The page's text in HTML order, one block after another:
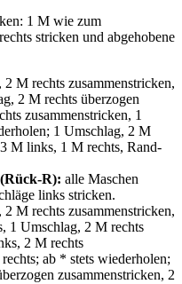
1 M wie zum
stricken und abgehobene
M rechts zusammenstricken,
2 M rechts überzogen
zusammenstricken, 1
1 Umschlag, 2 M
M links, 1 M rechts, Rand-
R): alle Maschen
links stricken.
M rechts zusammenstricken,
1 Umschlag, 2 M rechts
2 M rechts
ab * stets wiederholen;
zusammenstricken, 2